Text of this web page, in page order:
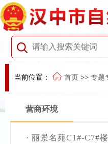
当前位置： 首页 >> 专题
营商环境
· 丽景名苑C1#-C7#楼、C1#-C2#